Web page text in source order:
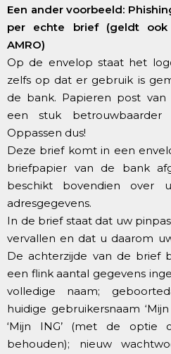
Een ander voorbeeld:
per echte brief (geldt ook
AMRO)
Op de envelop staat het
zelfs op dat er gebruik is
de bank. Papieren post
een stuk
Oppassen dus!
Deze brief komt in een
briefpapier van de bank
beschikt bovendien over
adresgegevens.
In de brief staat dat uw
vervallen en dat u daarom
De achterzijde van de brief
een flink aantal gegevens
volledige naam;
huidige gebruikersnaam
‘Mijn ING’ (met de optie
behouden); nieuw